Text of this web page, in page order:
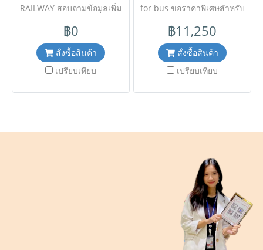
RAILWAY สอบถามข้อมูลเพิ่ม
@aimonline Tel : 02-088-
5290 Mobile : 063-879-9917
Facebook : aimgrouponline
เพิ่ม,ค่าขนส่ง ,ราคาอาจมีการ
฿0
สั่งซื้อสินค้า
เปรียบเทียบ
for bus ขอราคาพิเศษสำหรับ
Line ID : @aimonline ฝ่าย
ขายโทร: 063-879-9917 (
สินค้ายังไม่รวมภาษีมูลค่าเพิ่ม,
ราคาอาจมีการเปลี่ยนแปลง
฿11,250
สั่งซื้อสินค้า
เปรียบเทียบ